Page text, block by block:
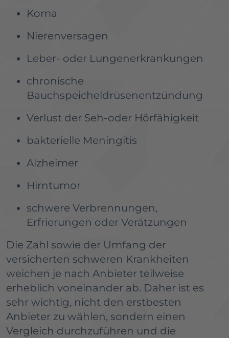
Koma
Nierenversagen
Leber- oder Lungenerkrankungen
chronische
Bauchspeicheldrüsenentzündung
Verlust der Seh-oder Hörfähigkeit
bakterielle Meningitis
Alzheimer
Hirntumor
schwere Verbrennungen,
Erfrierungen oder Verätzungen
Die Zahl sowie der Umfang der
versicherten schweren Krankheiten
weichen je nach Anbieter teilweise
erheblich voneinander ab. Daher ist es
sehr wichtig, nicht den erstbesten
Anbieter zu wählen, sondern einen
Vergleich durchzuführen und die